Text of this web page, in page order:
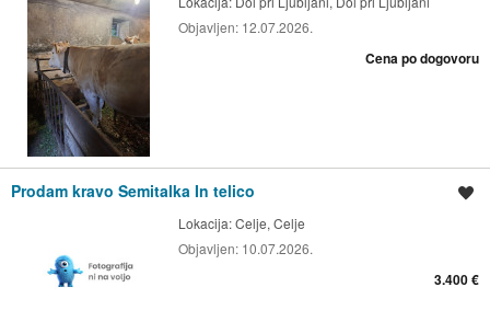
Objavljen: 12.07.2026.
Cena po dogovoru
Prodam kravo Semitalka In telico
Lokacija:Celje, Celje
Objavljen: 10.07.2026.
3.400 €